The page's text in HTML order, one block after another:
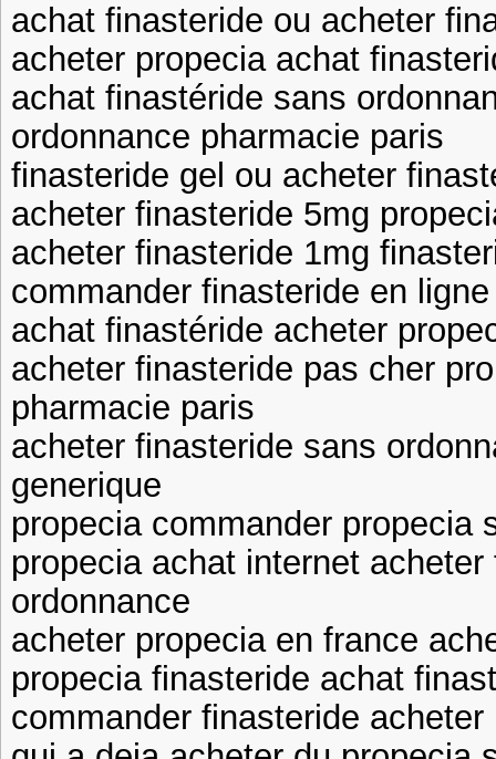
achat finasteride ou acheter
acheter propecia achat
achat finastéride sans
ordonnance pharmacie paris
finasteride gel ou acheter
acheter finasteride 5mg
acheter finasteride 1mg
commander finasteride en
achat finastéride acheter
acheter finasteride pas cher
pharmacie paris
acheter finasteride sans
generique
propecia commander propecia
propecia achat internet
ordonnance
acheter propecia en france
propecia finasteride achat
commander finasteride